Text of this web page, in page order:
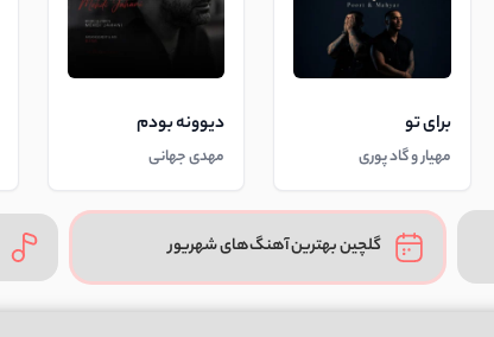
برای تو
مهیار و گاد پوری
دیوونه بودم
مهدی جهانی
گلچین بهترین آهنگ‌های شهریور